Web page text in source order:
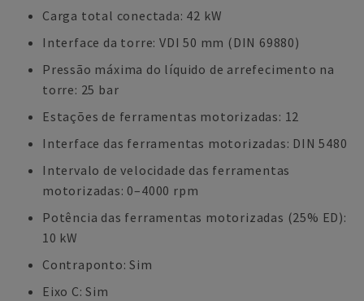
Carga total conectada: 42 kW
Interface da torre: VDI 50 mm (DIN 69880)
Pressão máxima do líquido de arrefecimento na
torre: 25 bar
Estações de ferramentas motorizadas: 12
Interface das ferramentas motorizadas: DIN 5480
Intervalo de velocidade das ferramentas
motorizadas: 0–4000 rpm
Potência das ferramentas motorizadas (25% ED):
10 kW
Contraponto: Sim
Eixo C: Sim